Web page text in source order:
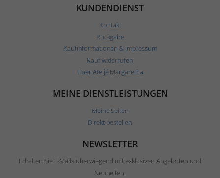
KUNDENDIENST
Kontakt
Rückgabe
Kaufinformationen & Impressum
Kauf widerrufen
Über Ateljé Margaretha
MEINE DIENSTLEISTUNGEN
Meine Seiten
Direkt bestellen
NEWSLETTER
Erhalten Sie E-Mails überwiegend mit exklusiven Angeboten und
Neuheiten.